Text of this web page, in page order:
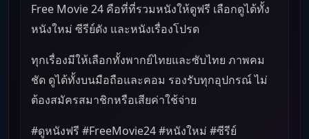
Free Movie 24 คือที่ที่รวมหนังให้ดูฟรี เลือกดูได้ทั้ง
หนังใหม่ ซีรีย์ดัง และหนังเรื่องโปรด
ทุกเรื่องมีให้เลือกทั้งพากย์ไทยและซับไทย ภาพคม
ชัด ดูได้ทั้งบนมือถือและคอม รองรับทุกอุปกรณ์ ไม่
ต้องสมัครสมาชิกหรือเสียค่าใช้จ่าย
#ดูหนังฟรี #FreeMovie24 #หนังใหม่ #ซีรีย์